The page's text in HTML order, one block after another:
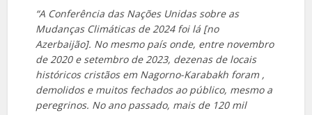
“A Conferência das Nações Unidas sobre as
Mudanças Climáticas de 2024 foi lá [no
Azerbaijão]. No mesmo país onde, entre novembro
de 2020 e setembro de 2023, dezenas de locais
históricos cristãos em Nagorno-Karabakh foram ,
demolidos e muitos fechados ao público, mesmo a
peregrinos. No ano passado, mais de 120 mil